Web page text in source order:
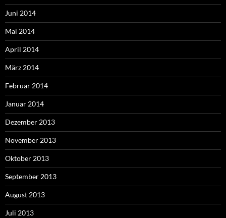
Juni 2014
Mai 2014
April 2014
März 2014
Februar 2014
Januar 2014
Dezember 2013
November 2013
Oktober 2013
September 2013
August 2013
Juli 2013